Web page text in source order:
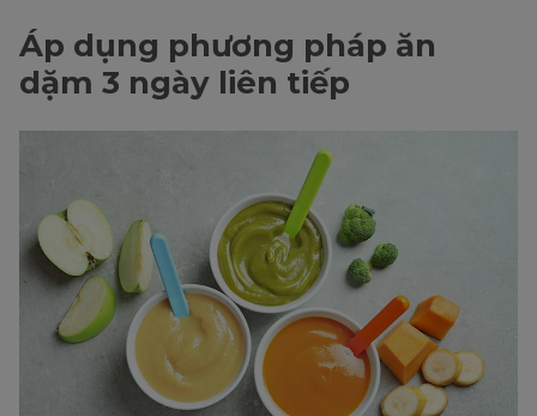
Áp dụng phương pháp ăn
dặm 3 ngày liên tiếp